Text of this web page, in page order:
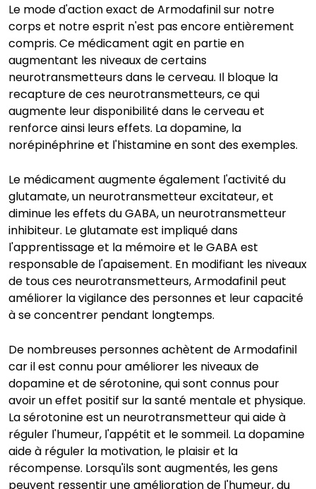
Le mode d'action exact de Armodafinil sur notre
corps et notre esprit n'est pas encore entièrement
compris. Ce médicament agit en partie en
augmentant les niveaux de certains
neurotransmetteurs dans le cerveau. Il bloque la
recapture de ces neurotransmetteurs, ce qui
augmente leur disponibilité dans le cerveau et
renforce ainsi leurs effets. La dopamine, la
norépinéphrine et l'histamine en sont des exemples.
Le médicament augmente également l'activité du
glutamate, un neurotransmetteur excitateur, et
diminue les effets du GABA, un neurotransmetteur
inhibiteur. Le glutamate est impliqué dans
l'apprentissage et la mémoire et le GABA est
responsable de l'apaisement. En modifiant les niveaux
de tous ces neurotransmetteurs, Armodafinil peut
améliorer la vigilance des personnes et leur capacité
à se concentrer pendant longtemps.
De nombreuses personnes achètent de Armodafinil
car il est connu pour améliorer les niveaux de
dopamine et de sérotonine, qui sont connus pour
avoir un effet positif sur la santé mentale et physique.
La sérotonine est un neurotransmetteur qui aide à
réguler l'humeur, l'appétit et le sommeil. La dopamine
aide à réguler la motivation, le plaisir et la
récompense. Lorsqu'ils sont augmentés, les gens
peuvent ressentir une amélioration de l'humeur, du